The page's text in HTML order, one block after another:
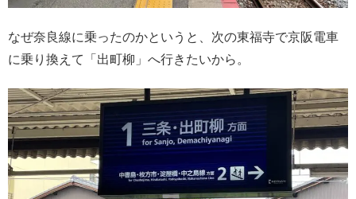
なぜ奈良線に乗ったのかというと、次の東福寺で京阪電車
に乗り換えて「出町柳」へ行きたいから。